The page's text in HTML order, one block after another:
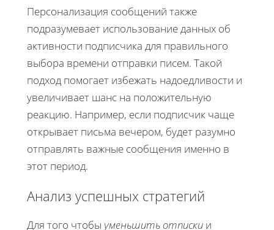
Персонализация сообщений также
подразумевает использование данных об
активности подписчика для правильного
выбора времени отправки писем. Такой
подход помогает избежать надоедливости и
увеличивает шанс на положительную
реакцию. Например, если подписчик чаще
открывает письма вечером, будет разумно
отправлять важные сообщения именно в
этот период.
Анализ успешных стратегий
Для того чтобы уменьшить отписки и